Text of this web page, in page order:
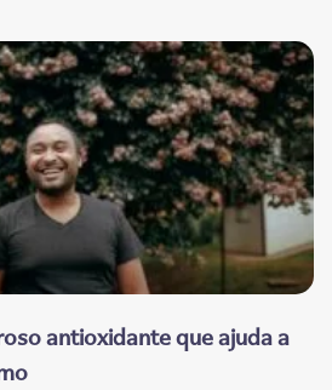
antioxidante que ajuda a